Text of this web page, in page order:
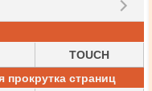
TOUCH
прокрутка страниц